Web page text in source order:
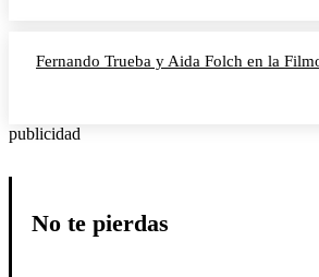
Fernando Trueba y Aida Folch en la
publicidad
No te pierdas